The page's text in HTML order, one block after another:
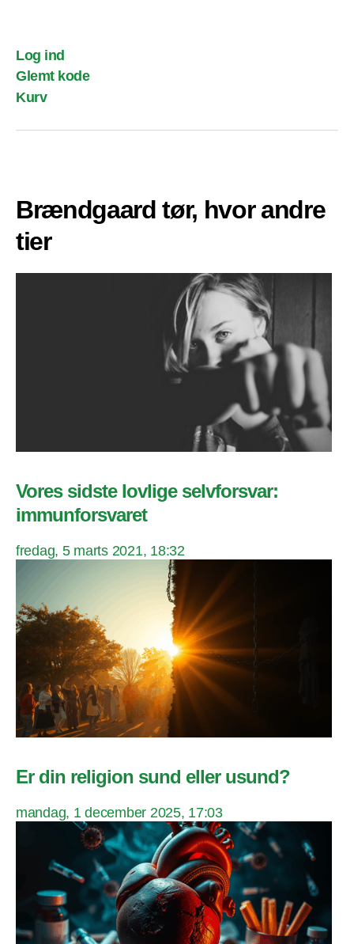
Log ind
Glemt kode
Kurv
Brændgaard tør, hvor andre
tier
Vores sidste lovlige selvforsvar:
immunforsvaret
fredag, 5 marts 2021, 18:32
Er din religion sund eller usund?
mandag, 1 december 2025, 17:03